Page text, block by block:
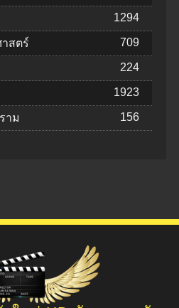
1294
สตร์ 709
224
1923
าม 156